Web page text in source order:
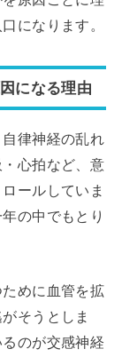
になります。
になる理由
律神経の乱れ
心拍など、意
ールしていま
の中でもとり
めに血管を拡
そうとしま
のが交感神経